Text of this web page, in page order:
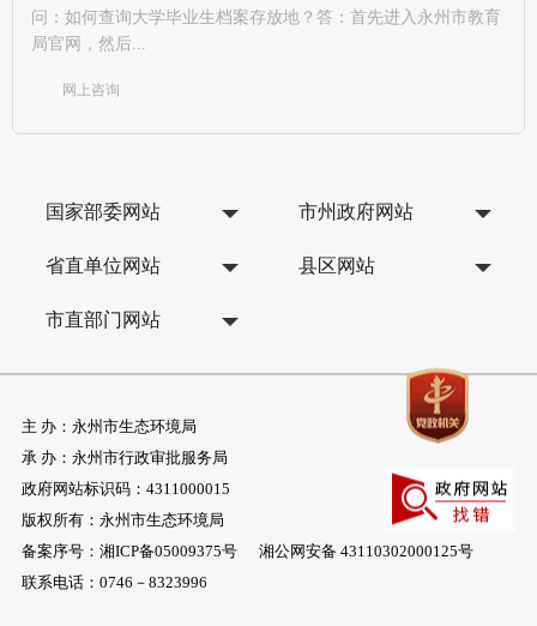
问：如何查询大学毕业生档案存放地？答：首先进入永州市教育
局官网，然后...
网上咨询
国家部委网站 市州政府网站
省直单位网站 县区网站
市直部门网站
主 办：永州市生态环境局
承 办：永州市行政审批服务局
政府网站标识码：4311000015
版权所有：永州市生态环境局
备案序号： 湘ICP备05009375号
湘公网安备 43110302000125号
联系电话：0746－8323996